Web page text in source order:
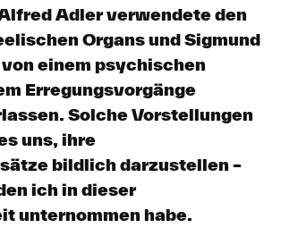
Adler verwendete den
Organs und Sigmund
einem psychischen
Erregungsvorgänge
Solche Vorstellungen
uns, ihre
bildlich darzustellen –
ich in dieser
unternommen habe.